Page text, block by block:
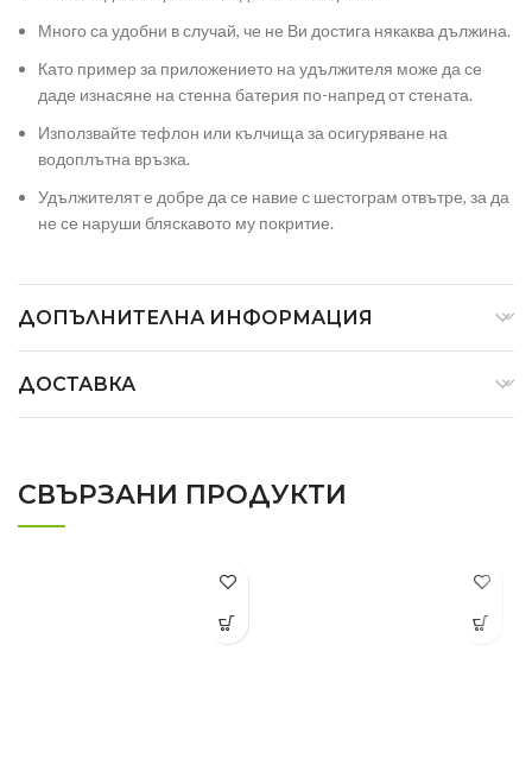
Много са удобни в случай, че не Ви достига някаква дължина.
Като пример за приложението на удължителя може да се
даде изнасяне на стенна батерия по-напред от стената.
Използвайте тефлон или кълчища за осигуряване на
водоплътна връзка.
Удължителят е добре да се навие с шестограм отвътре, за да
не се наруши бляскавото му покритие.
ДОПЪЛНИТЕЛНА ИНФОРМАЦИЯ
ДОСТАВКА
СВЪРЗАНИ ПРОДУКТИ